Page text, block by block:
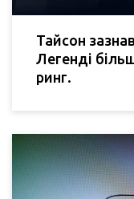
Тайсон
Легенді
ринг.